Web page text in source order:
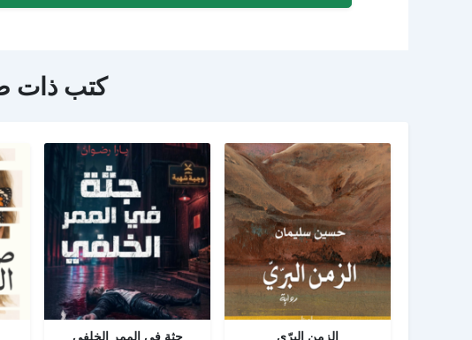
كتب ذات
الزمن البرّي جثة فى الممر الخلفى